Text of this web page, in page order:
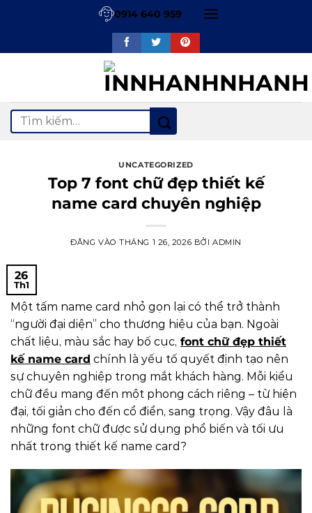
0914 640 959
Tìm
kiếm:
UNCATEGORIZED
Top 7 font chữ đẹp thiết kế
name card chuyên nghiệp
ĐĂNG VÀOTHÁNG 1 26, 2026 BỞI ADMIN
26
Th1
Một tấm name card nhỏ gọn lại có thể trở thành
“người đại diện” cho thương hiệu của bạn. Ngoài
chất liệu, màu sắc hay bố cục, font chữ đẹp thiết
kế name card chính là yếu tố quyết định tạo nên
sự chuyên nghiệp trong mắt khách hàng. Mỗi kiểu
chữ đều mang đến một phong cách riêng – từ hiện
đại, tối giản cho đến cổ điển, sang trọng. Vậy đâu là
những font chữ được sử dụng phổ biến và tối ưu
nhất trong thiết kế name card?